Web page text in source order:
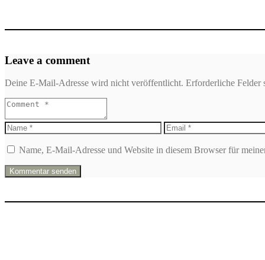
Leave a comment
Deine E-Mail-Adresse wird nicht veröffentlicht. Erforderliche Felder
Name, E-Mail-Adresse und Website in diesem Browser für